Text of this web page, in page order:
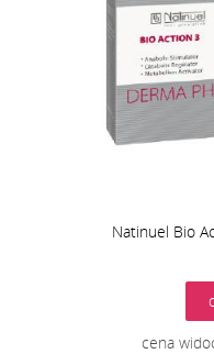
Natinuel Bio
cena